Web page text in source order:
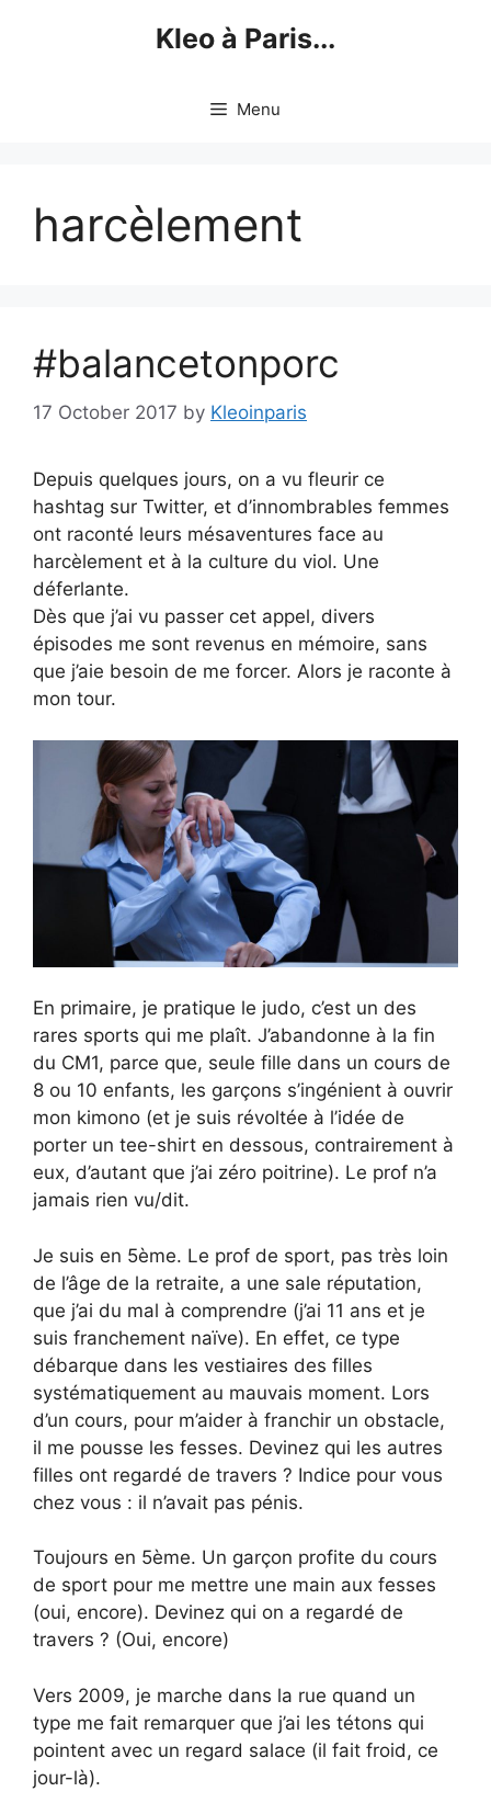
Kleo à Paris...
Menu
harcèlement
#balancetonporc
17 October 2017 by Kleoinparis
Depuis quelques jours, on a vu fleurir ce
hashtag sur Twitter, et d’innombrables femmes
ont raconté leurs mésaventures face au
harcèlement et à la culture du viol. Une
déferlante.
Dès que j’ai vu passer cet appel, divers
épisodes me sont revenus en mémoire, sans
que j’aie besoin de me forcer. Alors je raconte à
mon tour.
En primaire, je pratique le judo, c’est un des
rares sports qui me plaît. J’abandonne à la fin
du CM1, parce que, seule fille dans un cours de
8 ou 10 enfants, les garçons s’ingénient à ouvrir
mon kimono (et je suis révoltée à l’idée de
porter un tee-shirt en dessous, contrairement à
eux, d’autant que j’ai zéro poitrine). Le prof n’a
jamais rien vu/dit.
Je suis en 5ème. Le prof de sport, pas très loin
de l’âge de la retraite, a une sale réputation,
que j’ai du mal à comprendre (j’ai 11 ans et je
suis franchement naïve). En effet, ce type
débarque dans les vestiaires des filles
systématiquement au mauvais moment. Lors
d’un cours, pour m’aider à franchir un obstacle,
il me pousse les fesses. Devinez qui les autres
filles ont regardé de travers ? Indice pour vous
chez vous : il n’avait pas pénis.
Toujours en 5ème. Un garçon profite du cours
de sport pour me mettre une main aux fesses
(oui, encore). Devinez qui on a regardé de
travers ? (Oui, encore)
Vers 2009, je marche dans la rue quand un
type me fait remarquer que j’ai les tétons qui
pointent avec un regard salace (il fait froid, ce
jour-là).